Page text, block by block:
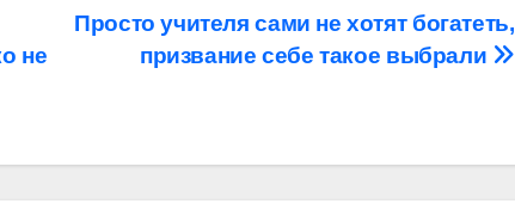
Просто учителя сами не хотят богатеть,
призвание себе такое выбрали
не